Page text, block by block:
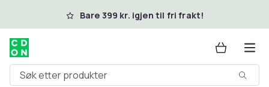
Hopp til hovedinnholdBare 399 kr. igjen til fri frakt!
Søk etter produkter